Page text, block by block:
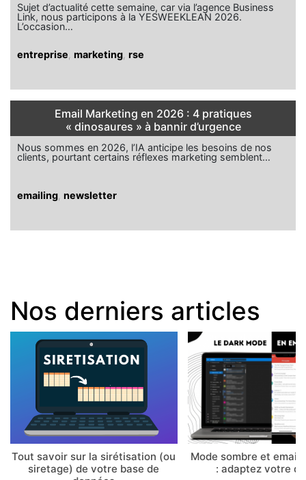
Sujet d’actualité cette semaine, car via l’agence Business
Link, nous participons à la YESWEEKLEAN 2026.
L’occasion…
entreprise marketing rse
Email Marketing en 2026 : 4 pratiques
« dinosaures » à bannir d’urgence
Nous sommes en 2026, l’IA anticipe les besoins de nos
clients, pourtant certains réflexes marketing semblent…
emailing newsletter
Nos derniers articles
Tout savoir sur la sirétisation (ou
siretage) de votre base de
Mode sombre et email
: adaptez votre